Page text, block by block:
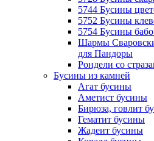
5744 Бусины
5752 Бусины
5754 Бусины
Шармы
для Пандоры
Рондели со
Бусины из камней
Агат бусины
Аметист бусины
Бирюза, говлит
Гематит бусины
Жадеит бусины